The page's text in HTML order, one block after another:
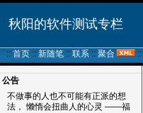
秋阳的软件测试专栏
:: 首页 :: 新随笔 :: 联系 :: 聚合 ::
公告
不做事的人也不可能有正派的想
法， 懒惰会扭曲人的心灵 ——福